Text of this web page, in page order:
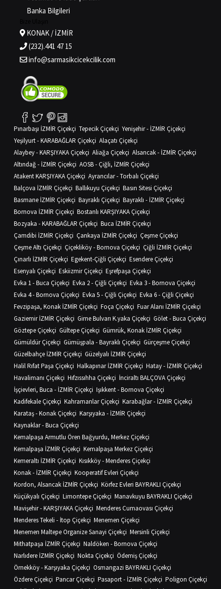
Banka Bilgileri
KONAK / İZMİR
(232).441 47 15
info@sarmasikcicekcilik.com
Pınarbaşı İZMİR Çiçekçi Tepecik Çiçekçi Yenişehir - İZMİR Çiçekçi
Yeşilyurt - KARABAĞLAR Çiçekçi Alaçatı Çiçekçi
Alaybey - KARŞIYAKA Çiçekçi Aliağa Çiçekçi Alsancak - İZMİR Çiçekçi
Altındağ - İZMİR Çiçekçi AOSB - Çiğli, İZMİR Çiçekçi
Atakent KARŞIYAKA Çiçekçi Ayrancılar - Torbalı Çiçekçi
Balçova İZMİR Çiçekçi Ballıkuyu Çiçekçi Basın Sitesi Çiçekçi
Basmane İZMİR Çiçekçi Bayraklı Çiçekçi Bayraklı - İZMİR Çiçekçi
Bornova İZMİR Çiçekçi Bostanlı KARŞIYAKA Çiçekçi
Bozyaka - KARABAĞLAR Çiçekçi Buca İZMİR Çiçekçi
Çamdibi İZMİR Çiçekçi Çankaya İZMİR Çiçekçi Çeşme Çiçekçi
Çeşme Altı Çiçekçi Çiçekliköy - Bornova Çiçekçi Çiğli İZMİR Çiçekçi
Çınarlı İZMİR Çiçekçi Egekent-Çiğli Çiçekçi Esendere Çiçekçi
Esenyalı Çiçekçi Eskiizmir Çiçekçi Eşrefpaşa Çiçekçi
Evka 1 - Buca Çiçekçi Evka 2 - Çiğli Çiçekçi Evka 3 - Bornova Çiçekçi
Evka 4 - Bornova Çiçekçi Evka 5 - Çiğli Çiçekçi Evka 6 - Çiğli Çiçekçi
Fevzipaşa, Konak İZMİR Çiçekçi Foça Çiçekçi Fuar Alanı İZMİR Çiçekçi
Gaziemir İZMİR Çiçekçi Girne Bulvarı K.yaka Çiçekçi Gölet - Buca Çiçekçi
Göztepe Çiçekçi Gültepe Çiçekçi Gümrük, Konak İZMİR Çiçekçi
Gümüldür Çiçekçi Gümüşpala - Bayraklı Çiçekçi Gürçeşme Çiçekçi
Güzelbahçe İZMİR Çiçekçi Güzelyalı İZMİR Çiçekçi
Halil Rıfat Paşa Çiçekçi Halkapınar İZMİR Çiçekçi Hatay - İZMİR Çiçekçi
Havalimanı Çiçekçi Hıfzıssıhha Çiçekçi İnciraltı BALÇOVA Çiçekçi
İşçievleri, Buca - İZMİR Çiçekçi Işıkkent - Bornova Çiçekçi
Kadifekale Çiçekçi Kahramanlar Çiçekçi Karabağlar - İZMİR Çiçekçi
Karataş - Konak Çiçekçi Karşıyaka - İZMİR Çiçekçi
Kaynaklar - Buca Çiçekçi
Kemalpaşa Armutlu Ören Bağyurdu, Merkez Çiçekçi
Kemalpaşa İZMİR Çiçekçi Kemalpaşa Merkez Çiçekçi
Kemeraltı İZMİR Çiçekçi Kısıkköy - Menderes Çiçekçi
Konak - İZMİR Çiçekçi Kooperatif Evleri Çiçekçi
Kordon, Alsancak İZMİR Çiçekçi Körfez Evleri BAYRAKLI Çiçekçi
Küçükyalı Çiçekçi Limontepe Çiçekçi Manavkuyu BAYRAKLI Çiçekçi
Mavişehir - KARŞIYAKA Çiçekçi Menderes Cumaovası Çiçekçi
Menderes Tekeli - İtop Çiçekçi Menemen Çiçekçi
Menemen Maltepe Organize Sanayi Çiçekçi Mersinli Çiçekçi
Mithatpaşa İZMİR Çiçekçi Naldöken - Bornova Çiçekçi
Narlıdere İZMİR Çiçekçi Nokta Çiçekçi Ödemiş Çiçekçi
Örnekköy - Karşıyaka Çiçekçi Osmangazi BAYRAKLI Çiçekçi
Özdere Çiçekçi Pancar Çiçekçi Pasaport - İZMİR Çiçekçi Poligon Çiçekçi